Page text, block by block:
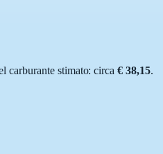
carburante stimato: circa € 38,15.